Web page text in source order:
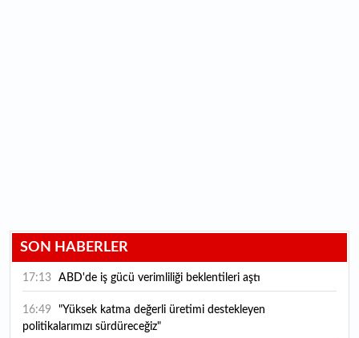
SON HABERLER
17:13 ABD'de iş gücü verimliliği beklentileri aştı
16:49
politikalarımızı sürdüreceğiz"